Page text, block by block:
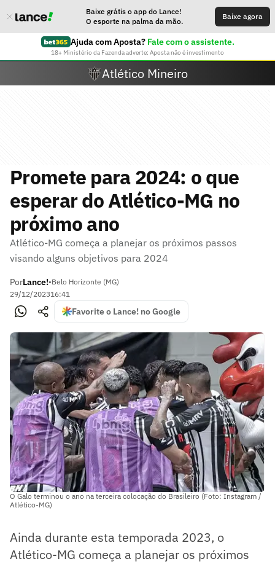
Baixe grátis o app do Lance!
O esporte na palma da mão.
Baixe agora
Ajuda com Aposta? Fale com o assistente.
18+ Ministério da Fazenda adverte: Aposta não é investimento
Atlético Mineiro
Promete para 2024: o que
esperar do Atlético-MG no
próximo ano
Atlético-MG começa a planejar os próximos passos
visando alguns objetivos para 2024
PorLance!•Belo Horizonte (MG)
29/12/202316:41
Favorite o Lance! no Google
O Galo terminou o ano na terceira colocação do Brasileiro (Foto: Instagram /
Atlético-MG)
Ainda durante esta temporada 2023, o
Atlético-MG começa a planejar os próximos